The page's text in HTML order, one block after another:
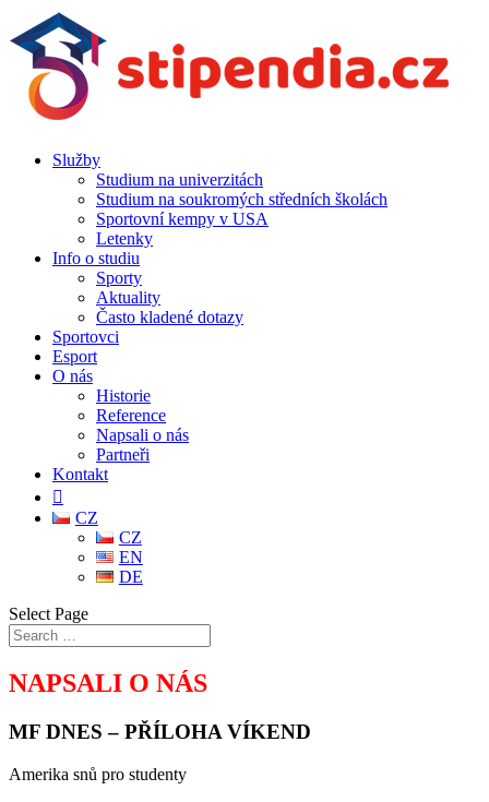
Služby
Studium na univerzitách
Studium na soukromých středních školách
Sportovní kempy v USA
Letenky
Info o studiu
Sporty
Aktuality
Často kladené dotazy
Sportovci
Esport
O nás
Historie
Reference
Napsali o nás
Partneři
Kontakt

CZ
CZ
EN
DE
Select Page
NAPSALI O NÁS
MF DNES – PŘÍLOHA VÍKEND
Amerika snů pro studenty